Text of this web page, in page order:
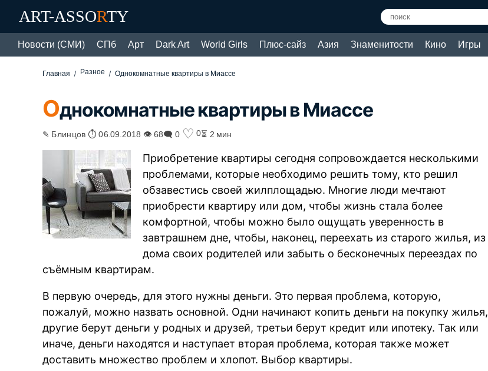
ART-ASSORTY
Новости (СМИ) СПб Арт Dark Art World Girls Плюс-сайз Азия Знаменитости Кино Игры
Главная Разное Однокомнатные квартиры в Миассе
Однокомнатные квартиры в Миассе
✎ Блинцов ⏱ 06.09.2018 👁 68🗨 0 ♡ 0⏳ 2 мин
Приобретение квартиры сегодня сопровождается несколькими
проблемами, которые необходимо решить тому, кто решил
обзавестись своей жилплощадью. Многие люди мечтают
приобрести квартиру или дом, чтобы жизнь стала более
комфортной, чтобы можно было ощущать уверенность в
завтрашнем дне, чтобы, наконец, переехать из старого жилья, из
дома своих родителей или забыть о бесконечных переездах по
съёмным квартирам.
В первую очередь, для этого нужны деньги. Это первая проблема, которую,
пожалуй, можно назвать основной. Одни начинают копить деньги на покупку жилья,
другие берут деньги у родных и друзей, третьи берут кредит или ипотеку. Так или
иначе, деньги находятся и наступает вторая проблема, которая также может
доставить множество проблем и хлопот. Выбор квартиры.